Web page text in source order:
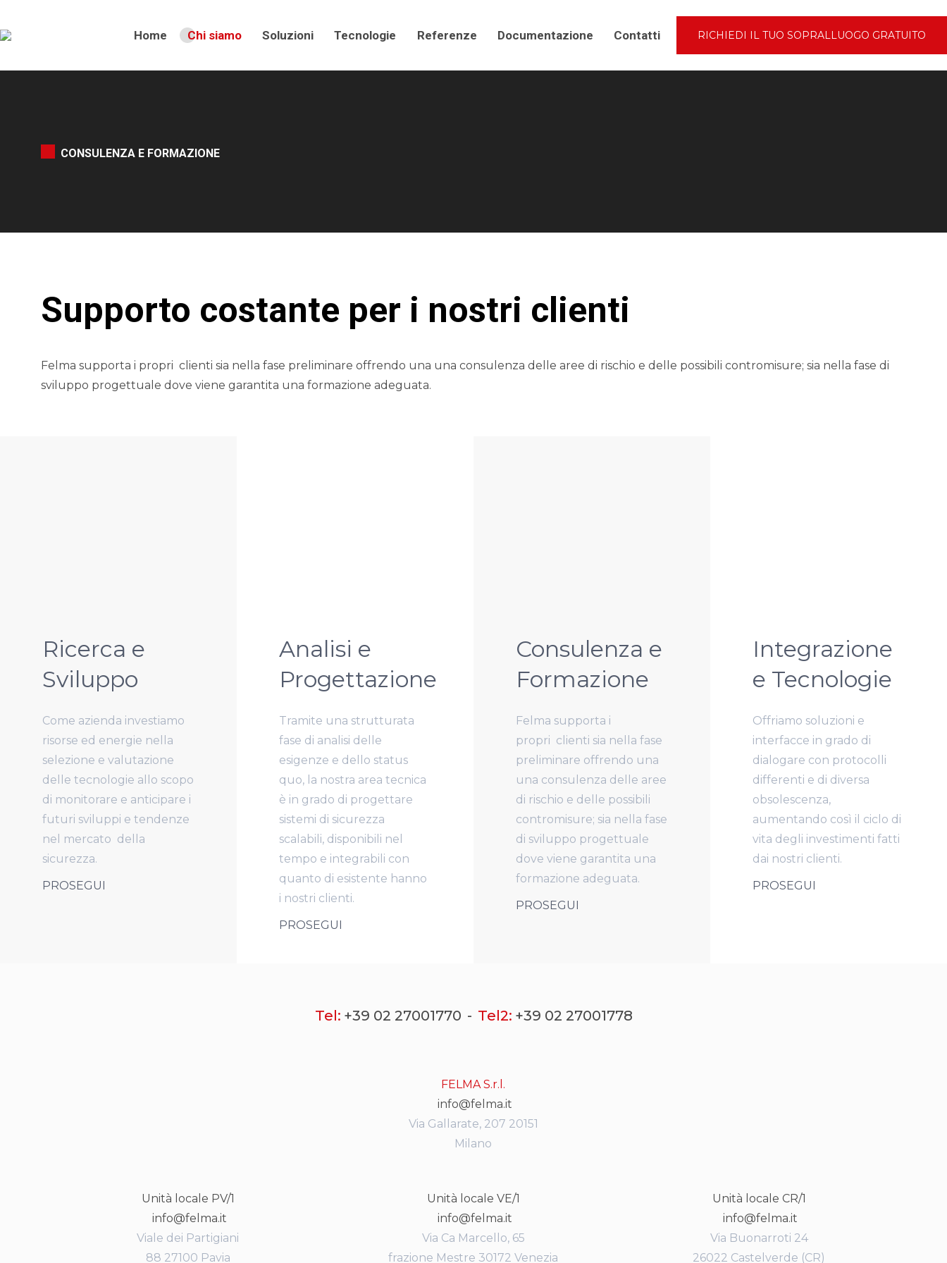
Home Chi siamo Soluzioni Tecnologie Referenze Documentazione Contatti RICHIEDI IL TUO SOPRALLUOGO GRATUITO
CONSULENZA E FORMAZIONE
Supporto costante per i nostri clienti
Felma supporta i propri clienti sia nella fase preliminare offrendo una una consulenza delle aree di rischio e delle possibili contromisure; sia nella fase di
sviluppo progettuale dove viene garantita una formazione adeguata.
Ricerca e
Sviluppo
Come azienda investiamo
risorse ed energie nella
selezione e valutazione
delle tecnologie allo scopo
di monitorare e anticipare i
futuri sviluppi e tendenze
nel mercato della
sicurezza.
PROSEGUI
Analisi e
Progettazione
Tramite una strutturata
fase di analisi delle
esigenze e dello status
quo, la nostra area tecnica
è in grado di progettare
sistemi di sicurezza
scalabili, disponibili nel
tempo e integrabili con
quanto di esistente hanno
i nostri clienti.
PROSEGUI
Consulenza e
Formazione
Felma supporta i
propri clienti sia nella fase
preliminare offrendo una
una consulenza delle aree
di rischio e delle possibili
contromisure; sia nella fase
di sviluppo progettuale
dove viene garantita una
formazione adeguata.
PROSEGUI
Integrazione
e Tecnologie
Offriamo soluzioni e
interfacce in grado di
dialogare con protocolli
differenti e di diversa
obsolescenza,
aumentando così il ciclo di
vita degli investimenti fatti
dai nostri clienti.
PROSEGUI
Tel: +39 02 27001770 Tel2: +39 02 27001778
FELMA S.r.l.
info@felma.it
Via Gallarate, 207 20151
Milano
Unità locale PV/1
info@felma.it
Viale dei Partigiani
88 27100 Pavia
Unità locale VE/1
info@felma.it
Via Ca Marcello, 65
frazione Mestre 30172 Venezia
Unità locale CR/1
info@felma.it
Via Buonarroti 24
26022 Castelverde (CR)